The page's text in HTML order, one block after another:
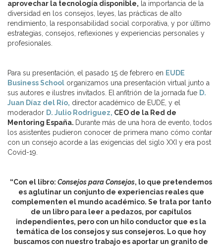
aprovechar la tecnología disponible, la importancia de la
diversidad en los consejos, leyes, las prácticas de alto
rendimiento, la responsabilidad social corporativa, y por último
estrategias, consejos, reflexiones y experiencias personales y
profesionales.
Para su presentación, el pasado 15 de febrero en EUDE
Business School organizamos una presentación virtual junto a
sus autores e ilustres invitados. El anfitrión de la jornada fue D.
Juan Díaz del Río, director académico de EUDE, y el
moderador D. Julio Rodriguez, CEO de la Red de
Mentoring España. Durante más de una hora de evento, todos
los asistentes pudieron conocer de primera mano cómo contar
con un consejo acorde a las exigencias del siglo XXI y era post
Covid-19.
“Con el libro: Consejos para Consejos, lo que pretendemos
es aglutinar un conjunto de experiencias reales que
complementen el mundo académico. Se trata por tanto
de un libro para leer a pedazos, por capítulos
independientes, pero con un hilo conductor que es la
temática de los consejos y sus consejeros. Lo que hoy
buscamos con nuestro trabajo es aportar un granito de